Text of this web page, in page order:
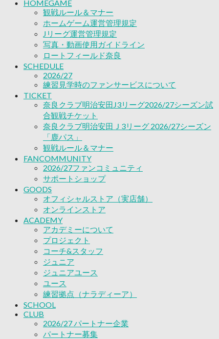
GOODS
オフィシャルストア（実店舗）
オンラインストア
ACADEMY
アカデミーについて
プロジェクト
コーチ&スタッフ
ジュニア
ジュニアユース
ユース
練習拠点（ナラディーア）
SCHOOL
CLUB
2026/27 パートナー企業
パートナー募集
クラブ理念
クラブ情報
サステナビリティ
Web制作支援
応援プロジェクト
HOMEGAME
観戦ルール＆マナー
ホームゲーム運営管理規定
Jリーグ運営管理規定
写真・動画使用ガイドライン
ロートフィールド奈良
SCHEDULE
2026/27
練習見学時のファンサービスについて
TICKET
奈良クラブ明治安田J3リーグ2026/27シーズン試
合観戦チケット
奈良クラブ明治安田Ｊ3リーグ 2026/27シーズン
「鹿パス」
観戦ルール＆マナー
FANCOMMUNITY
2026/27ファンコミュニティ
サポートショップ
GOODS
オフィシャルストア（実店舗）
オンラインストア
ACADEMY
アカデミーについて
プロジェクト
コーチ&スタッフ
ジュニア
ジュニアユース
ユース
練習拠点（ナラディーア）
SCHOOL
CLUB
2026/27 パートナー企業
パートナー募集